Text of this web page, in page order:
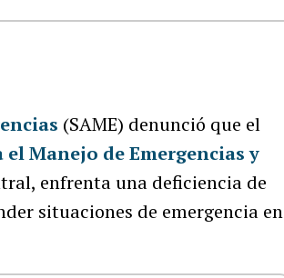
(SAME) denunció que el
Manejo de Emergencias y
enfrenta una deficiencia de
situaciones de emergencia en